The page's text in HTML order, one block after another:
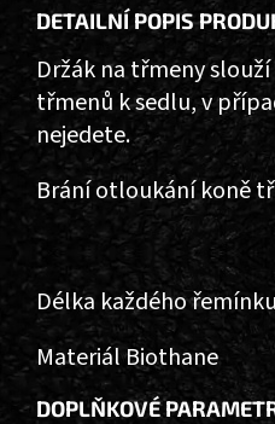
DETAILNÍ POPIS
Držák na třmeny
třmenů k sedlu, v
nejedete.
Brání otloukání koně
Délka každého
Materiál Biothane
DOPLŇKOVÉ